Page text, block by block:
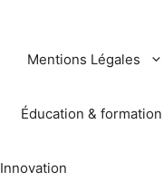
Mentions Légales
Éducation & formation
Innovation